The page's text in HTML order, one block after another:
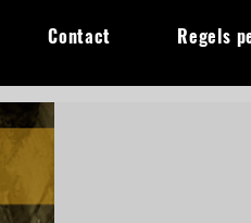
Contact Regels